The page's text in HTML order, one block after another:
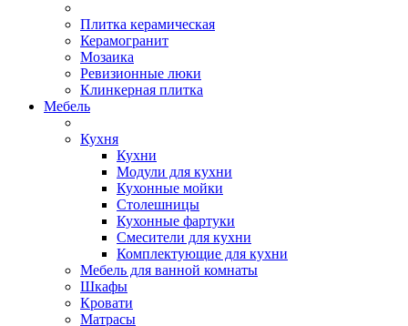
Плитка керамическая
Керамогранит
Мозаика
Ревизионные люки
Клинкерная плитка
Мебель
Кухня
Кухни
Модули для кухни
Кухонные мойки
Столешницы
Кухонные фартуки
Смесители для кухни
Комплектующие для кухни
Мебель для ванной комнаты
Шкафы
Кровати
Матрасы